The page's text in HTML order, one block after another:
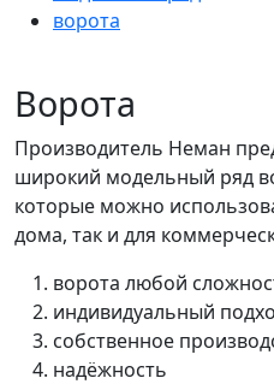
ворота
Ворота
Производитель Неман
широкий модельный ряд
которые можно
дома, так и для
ворота любой
индивидуальный
собственное
надёжность